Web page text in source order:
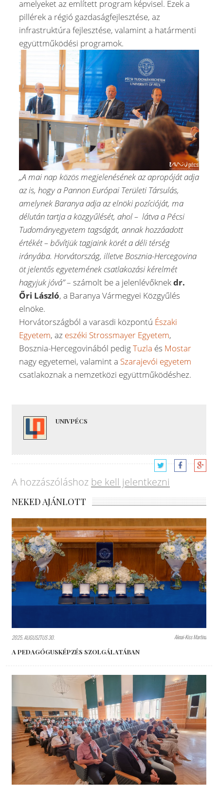
amelyeket az említett program képvisel. Ezek a
pillérek a régió gazdaságfejlesztése, az
infrastruktúra fejlesztése, valamint a határmenti
együttműködési programok.
„A mai nap közös megjelenésének az apropóját adja
az is, hogy a Pannon Európai Területi Társulás,
amelynek Baranya adja az elnöki pozícióját, ma
délután tartja a közgyűlését, ahol – látva a Pécsi
Tudományegyetem tagságát, annak hozzáadott
értékét – bővítjük tagjaink körét a déli térség
irányába. Horvátország, illetve Bosznia-Hercegovina
öt jelentős egyetemének csatlakozási kérelmét
hagyjuk jóvá”– számolt be a jelenlévőknekdr.
Őri László, a Baranya Vármegyei Közgyűlés
elnöke.
Horvátországból a varasdi központú Északi
Egyetem, az eszéki Strossmayer Egyetem,
Bosznia-Hercegovinából pedigTuzla és Mostar
nagy egyetemei, valamint a Szarajevói egyetem
csatlakoznak a nemzetközi együttműködéshez.
UNIVPÉCS
A hozzászóláshoz be kell jelentkezni
NEKED AJÁNLOTT
2025. AUGUSZTUS 30. Aknai-Kiss Martina
A PEDAGÓGUSKÉPZÉS SZOLGÁLATÁBAN